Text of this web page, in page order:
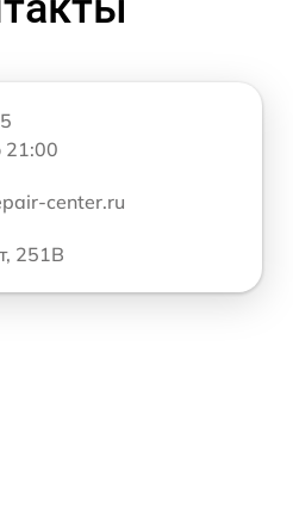
21:00
center.ru
251В